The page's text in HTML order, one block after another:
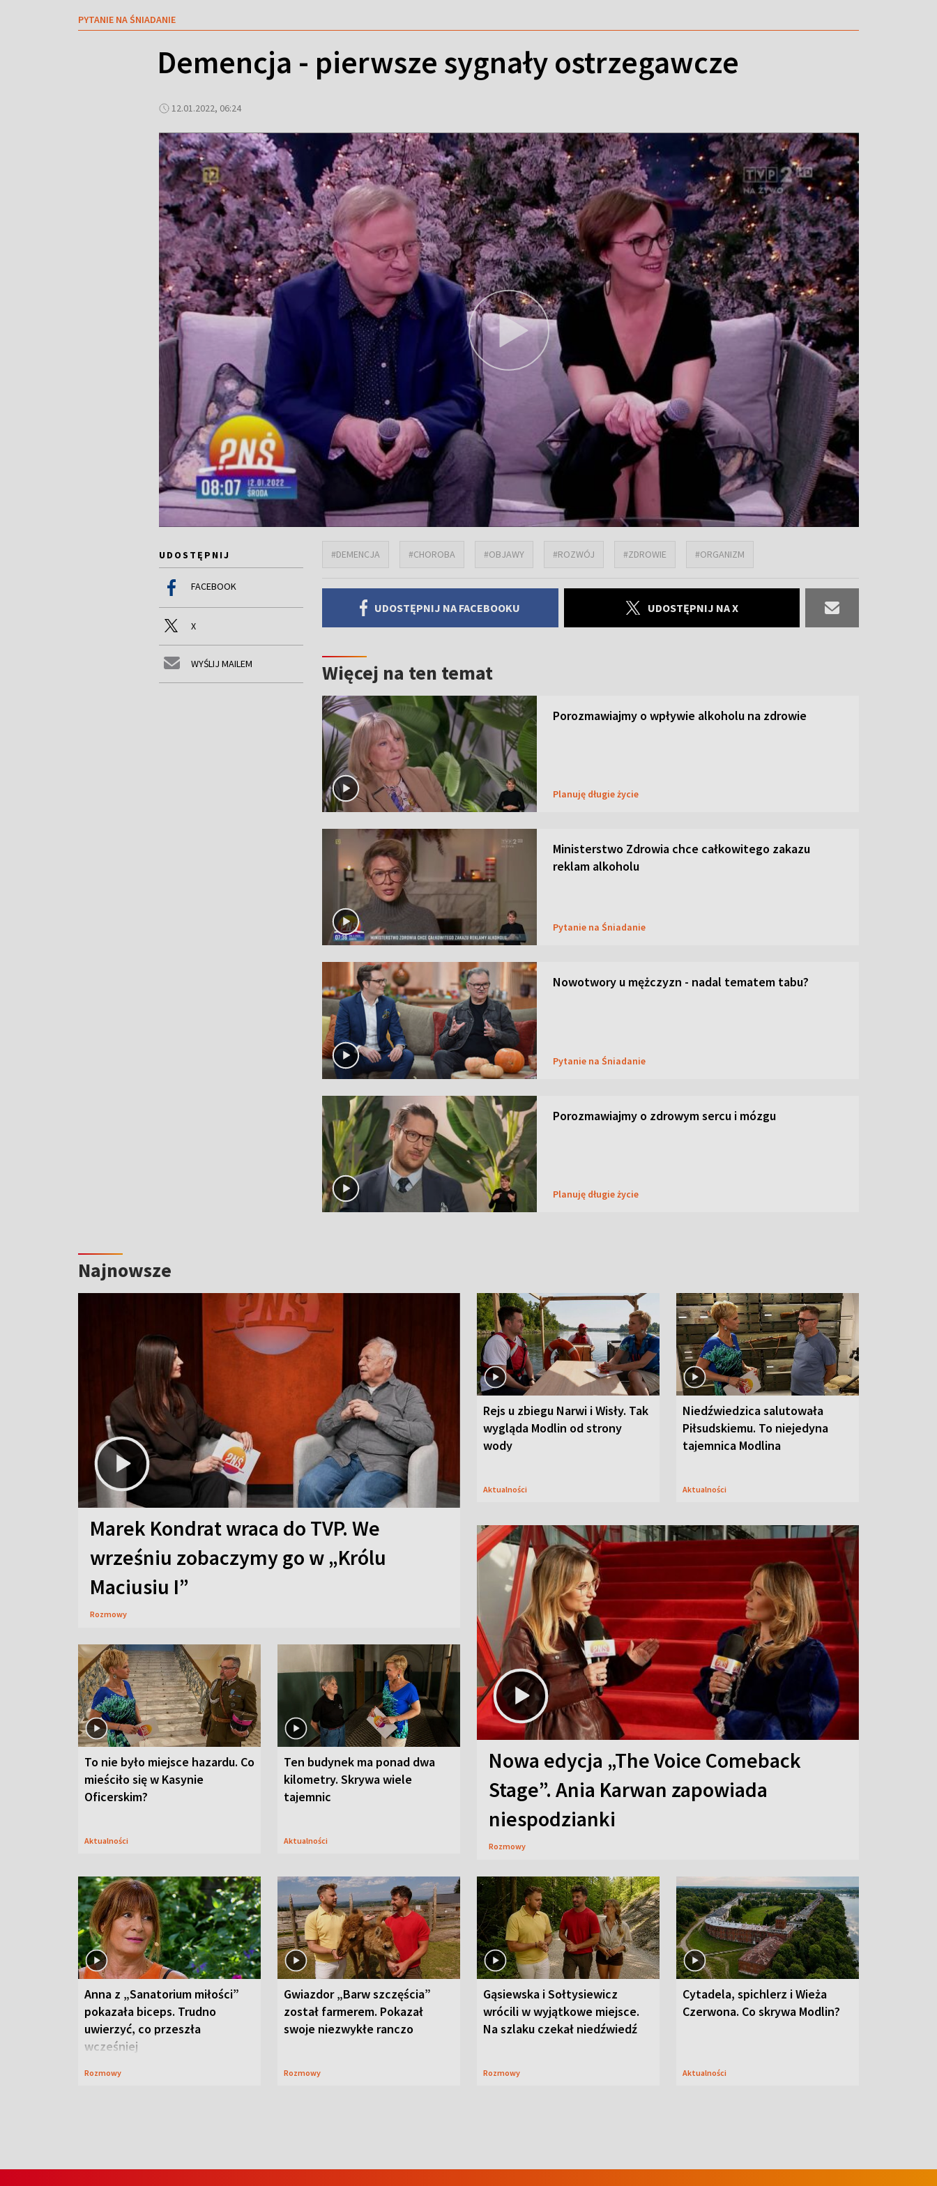
PYTANIE NA ŚNIADANIE
Demencja - pierwsze sygnały ostrzegawcze
12.01.2022, 06:24
UDOSTĘPNIJ
FACEBOOK
X
WYŚLIJ MAILEM
#DEMENCJA #CHOROBA #OBJAWY #ROZWÓJ #ZDROWIE #ORGANIZM
UDOSTĘPNIJ NA FACEBOOKU UDOSTĘPNIJ NA X
Więcej na ten temat
Porozmawiajmy o wpływie alkoholu na zdrowie
Planuję długie życie
Ministerstwo Zdrowia chce całkowitego zakazu
reklam alkoholu
Pytanie na Śniadanie
Nowotwory u mężczyzn - nadal tematem tabu?
Pytanie na Śniadanie
Porozmawiajmy o zdrowym sercu i mózgu
Planuję długie życie
Najnowsze
Marek Kondrat wraca do TVP. We
wrześniu zobaczymy go w „Królu
Maciusiu I”
Rozmowy
Rejs u zbiegu Narwi i Wisły. Tak
wygląda Modlin od strony
wody
Aktualności
Niedźwiedzica salutowała
Piłsudskiemu. To niejedyna
tajemnica Modlina
Aktualności
To nie było miejsce hazardu. Co
mieściło się w Kasynie
Oficerskim?
Aktualności
Ten budynek ma ponad dwa
kilometry. Skrywa wiele
tajemnic
Aktualności
Nowa edycja „The Voice Comeback
Stage”. Ania Karwan zapowiada
niespodzianki
Rozmowy
Anna z „Sanatorium miłości”
pokazała biceps. Trudno
uwierzyć, co przeszła
wcześniej
Rozmowy
Gwiazdor „Barw szczęścia”
został farmerem. Pokazał
swoje niezwykłe ranczo
Rozmowy
Gąsiewska i Sołtysiewicz
wrócili w wyjątkowe miejsce.
Na szlaku czekał niedźwiedź
Rozmowy
Cytadela, spichlerz i Wieża
Czerwona. Co skrywa Modlin?
Aktualności